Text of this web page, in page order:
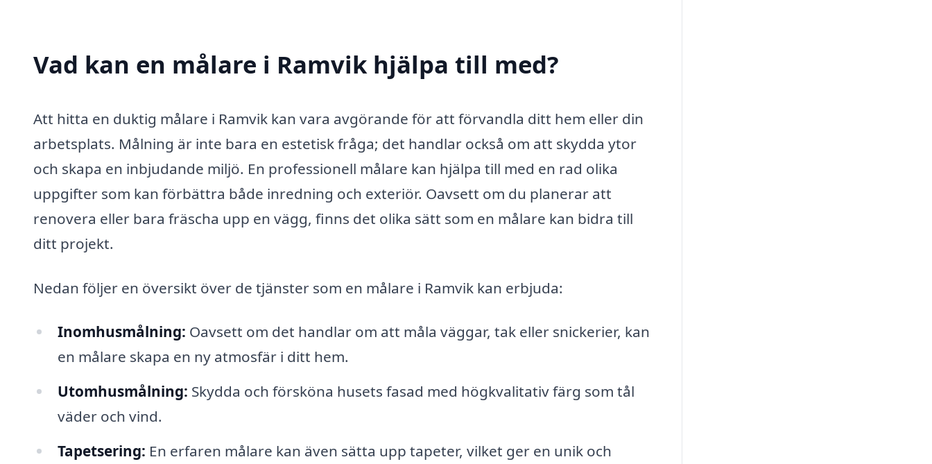
Vad kan en målare i Ramvik hjälpa till med?
Att hitta en duktig målare i Ramvik kan vara avgörande för att förvandla ditt hem eller din
arbetsplats. Målning är inte bara en estetisk fråga; det handlar också om att skydda ytor
och skapa en inbjudande miljö. En professionell målare kan hjälpa till med en rad olika
uppgifter som kan förbättra både inredning och exteriör. Oavsett om du planerar att
renovera eller bara fräscha upp en vägg, finns det olika sätt som en målare kan bidra till
ditt projekt.
Nedan följer en översikt över de tjänster som en målare i Ramvik kan erbjuda:
Inomhusmålning: Oavsett om det handlar om att måla väggar, tak eller snickerier, kan
en målare skapa en ny atmosfär i ditt hem.
Utomhusmålning: Skydda och försköna husets fasad med högkvalitativ färg som tål
väder och vind.
Tapetsering: En erfaren målare kan även sätta upp tapeter, vilket ger en unik och